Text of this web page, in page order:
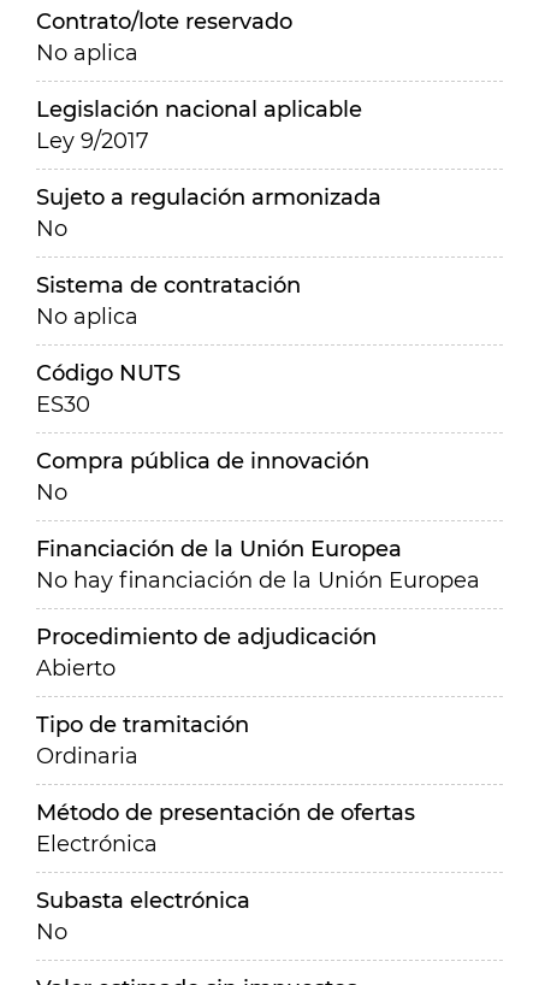
Contrato/lote reservado
No aplica
Legislación nacional aplicable
Ley 9/2017
Sujeto a regulación armonizada
No
Sistema de contratación
No aplica
Código NUTS
ES30
Compra pública de innovación
No
Financiación de la Unión Europea
No hay financiación de la Unión Europea
Procedimiento de adjudicación
Abierto
Tipo de tramitación
Ordinaria
Método de presentación de ofertas
Electrónica
Subasta electrónica
No